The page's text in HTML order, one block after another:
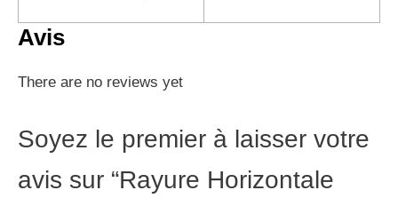
Avis
There are no reviews yet
Soyez le premier à laisser votre
avis sur “Rayure Horizontale